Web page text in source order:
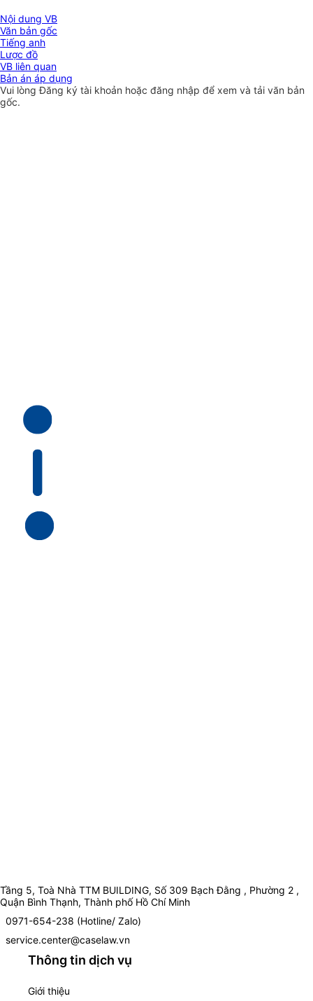
Nội dung VB
Văn bản gốc
Tiếng anh
Lược đồ
VB liên quan
Bản án áp dụng
Vui lòngĐăng ký tài khoản hoặc đăng nhập để xem và tải văn bản
gốc.
Tầng 5, Toà Nhà TTM BUILDING, Số 309 Bạch Đằng , Phường 2 ,
Quận Bình Thạnh, Thành phố Hồ Chí Minh
0971-654-238 (Hotline/ Zalo)
service.center@caselaw.vn
Thông tin dịch vụ
Giới thiệu